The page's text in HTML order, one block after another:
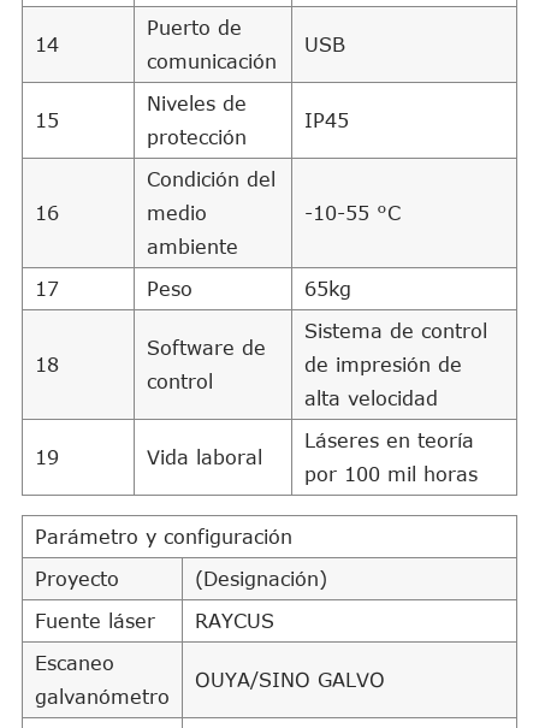
14
Puerto de
comunicación
USB
15
Niveles de
protección
IP45
16
Condición del
medio
ambiente
-10-55 °C
17 Peso 65kg
18
Software de
control
Sistema de control
de impresión de
alta velocidad
19 Vida laboral
Láseres en teoría
por 100 mil horas
Parámetro y configuración
Proyecto
(Designación)
Fuente láser
RAYCUS
Escaneo
galvanómetro
OUYA/SINO GALVO